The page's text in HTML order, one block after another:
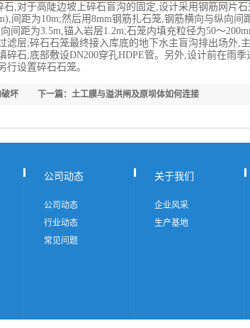
,对于高陡边坡上碎石盲沟的固定,设计采用钢筋网片石
间距为10m;然后用8mm钢筋扎石笼,钢筋横向与纵向间
间距为3.5m,锚入岩层1.2m;石笼内填充粒径为50～
滤层;碎石石笼最终接入库底的地下水主盲沟排出场外,
碎石,底部敷设DN200穿孔HDPE管。另外,设计前在雨季
设置碎石石笼。
下一篇：土工膜与溢洪闸及原坝体如何连接
坏
公司动态
公司动态
行业动态
常见问题
关于我们
企业风采
生产基地